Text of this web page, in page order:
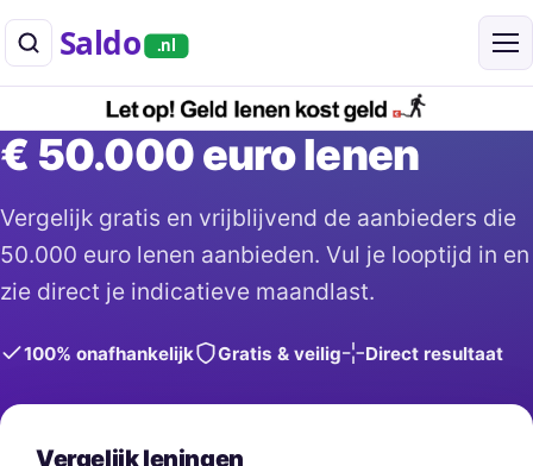
Saldo .nl
Vergelijk leningen
€ 50.000 euro lenen
Vergelijk gratis en vrijblijvend de aanbieders die
50.000 euro lenen aanbieden. Vul je looptijd in en
zie direct je indicatieve maandlast.
100% onafhankelijk Gratis & veilig Direct resultaat